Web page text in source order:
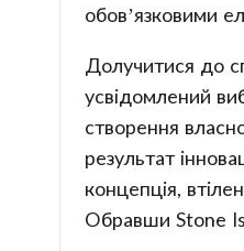
обовʼязковими
Долучитися до
усвідомлений
створення
результат
концепція,
Обравши Stone